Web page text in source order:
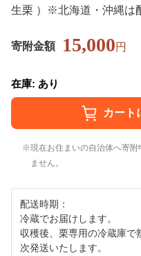
生栗 ）※北海道・沖縄は
寄附金額 15,000円
在庫: あり
現在お住まいの自治体へ寄
ません。
配送時期：
冷蔵でお届けします。
収穫後、栗専用の冷蔵庫で
次発送いたします。